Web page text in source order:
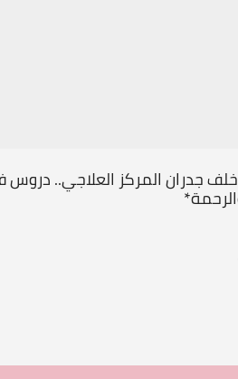
جدران المركز العلاجي..